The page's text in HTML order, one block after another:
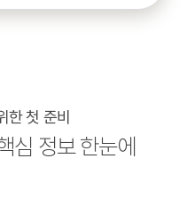
한 첫 준비
심 정보 한눈에